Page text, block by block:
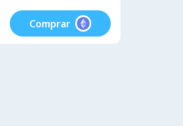
Comprar